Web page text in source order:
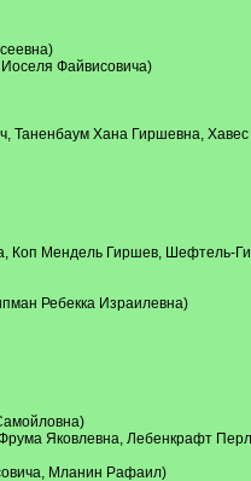
Файвисовича)
Таненбаум Хана Гиршевна,
Коп Мендель Гиршев,
Ребекка Израилевна)
Яковлевна, Лебенкрафт
Мланин Рафаил)